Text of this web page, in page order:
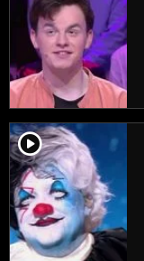
player2